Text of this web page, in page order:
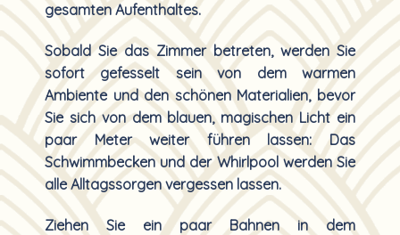
gesamten Aufenthaltes.
Sobald Sie das Zimmer betreten, werden Sie
sofort gefesselt sein von dem warmen
Ambiente und den schönen Materialien, bevor
Sie sich von dem blauen, magischen Licht ein
paar Meter weiter führen lassen: Das
Schwimmbecken und der Whirlpool werden Sie
alle Alltagssorgen vergessen lassen.
Ziehen Sie ein paar Bahnen in dem